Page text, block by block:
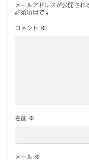
メールアドレスが公開され
必須項目です
コメント ※
名前 ※
メール ※